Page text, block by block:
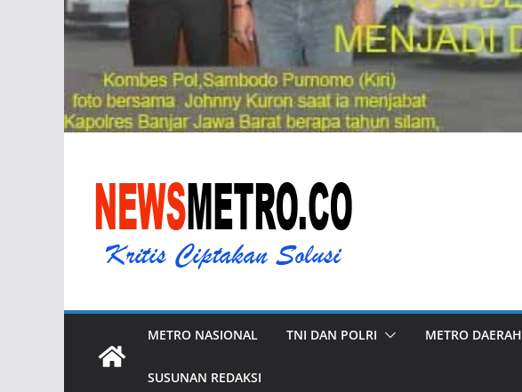
METRO NASIONAL TNI DAN POLRI METRO DAERAH
SUSUNAN REDAKSI